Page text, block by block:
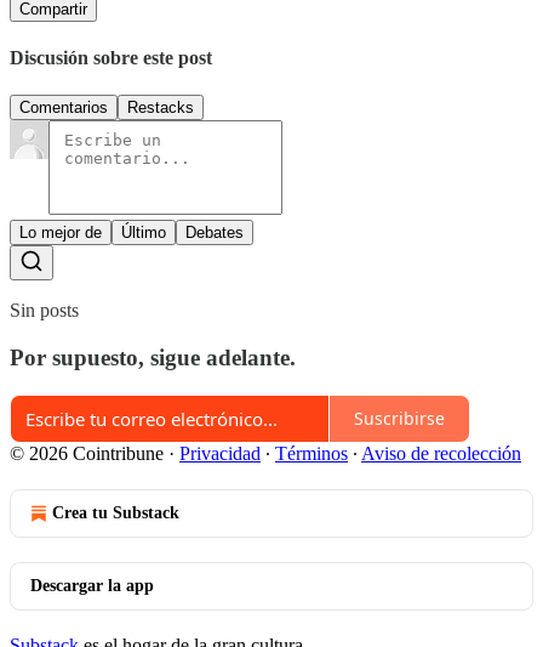
Compartir
Discusión sobre este post
Comentarios Restacks
Lo mejor de Último Debates
Sin posts
Por supuesto, sigue adelante.
Suscribirse
© 2026 Cointribune · Privacidad ∙ Términos ∙ Aviso de recolección
Crea tu Substack
Descargar la app